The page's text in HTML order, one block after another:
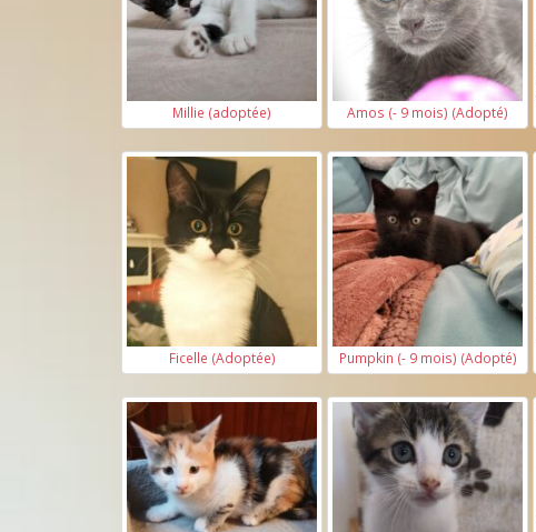
Millie (adoptée) Amos (- 9 mois) (Adopté)
Ficelle (Adoptée) Pumpkin (- 9 mois) (Adopté)